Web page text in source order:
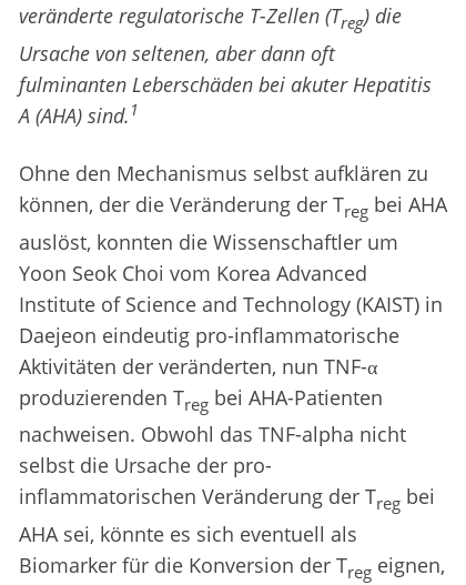
veränderte regulatorische T-Zellen (Treg) die
Ursache von seltenen, aber dann oft
fulminanten Leberschäden bei akuter Hepatitis
A (AHA) sind. 1
Ohne den Mechanismus selbst aufklären zu
können, der die Veränderung der Treg bei AHA
auslöst, konnten die Wissenschaftler um
Yoon Seok Choi vom Korea Advanced
Institute of Science and Technology (KAIST) in
Daejeon eindeutig pro-inflammatorische
Aktivitäten der veränderten, nun TNF-α
produzierenden Treg bei AHA-Patienten
nachweisen. Obwohl das TNF-alpha nicht
selbst die Ursache der pro-
inflammatorischen Veränderung der Treg bei
AHA sei, könnte es sich eventuell als
Biomarker für die Konversion der Treg eignen,